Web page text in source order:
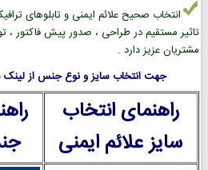
انتخاب صحیح علائم ایمنی و تابلوهای
تاثیر مستقیم در طراحی ، صدور پیش فاکتور ،
مشتریان عزیز دارد .
جهت انتخاب سایز و نوع جنس از لینک
راهنمای انتخاب
سایز علائم ایمنی